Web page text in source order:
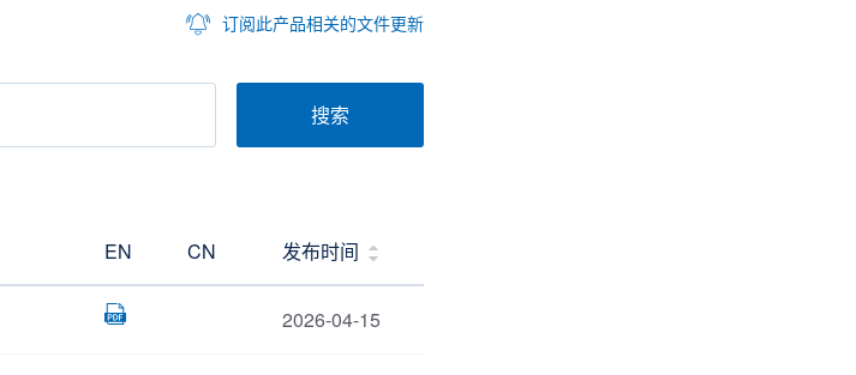
订阅此产品相关的文件更新
搜索
EN CN 发布时间
2026-04-15